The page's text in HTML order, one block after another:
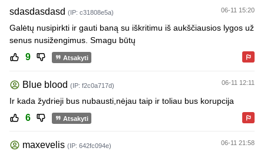
sdasdasdasd (IP: c31808e5a) 06-11 15:20
Galėtų nusipirkti ir gauti baną su iškritimu iš aukščiausios lygos už
senus nusižengimus. Smagu būtų
9 Atsakyti
Blue blood (IP: f2c0a717d) 06-11 12:11
Ir kada žydrieji bus nubausti,nėjau taip ir toliau bus korupcija
6 Atsakyti
maxevelis (IP: 642fc094e) 06-11 21:58